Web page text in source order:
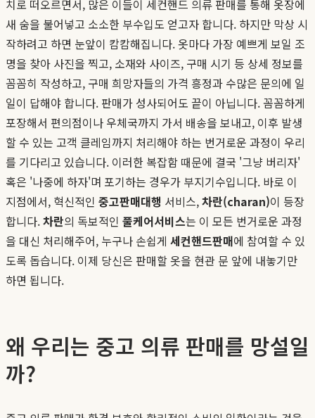
치로 떠오르면서, 많은 이들이 세컨핸드 의류 판매를 통해 옷장에
새 숨을 불어넣고 소소한 부수입도 얻고자 합니다. 하지만 막상 시
작하려고 하면 눈앞이 캄캄해집니다. 옷마다 가장 예쁘게 보일 조
명을 찾아 사진을 찍고, 소재와 사이즈, 구매 시기 등 상세 정보를
꼼꼼히 작성하고, 구매 희망자들의 가격 흥정과 수많은 문의에 일
일이 답해야 합니다. 판매가 성사되어도 끝이 아닙니다. 꼼꼼하게
포장해서 편의점이나 우체국까지 가서 배송을 보내고, 이후 발생
할 수 있는 고객 클레임까지 처리해야 하는 번거로운 과정이 우리
를 기다리고 있습니다. 이러한 복잡함 때문에 결국 '그냥 버리자'
혹은 '나중에 하자'며 포기하는 경우가 부지기수입니다. 바로 이
지점에서, 혁신적인 중고판매대행 서비스,차란(charan)이 등장
합니다.차란의 독보적인 풀케어서비스는 이 모든 번거로운 과정
을 대신 처리해주어, 누구나 손쉽게 세컨핸드판매에 참여할 수 있
도록 돕습니다. 이제 당신은 판매할 옷을 현관 문 앞에 내놓기만
하면 됩니다.
왜 우리는 중고 의류 판매를 망설일
까?